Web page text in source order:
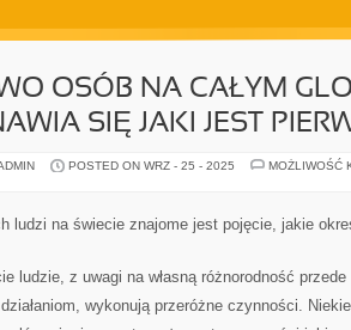
OSÓB NA CAŁYM
SIĘ JAKI JEST
POSTED ON WRZ - 25 - 2025
MOŻLIWOŚĆ
ludzi na świecie znajome jest pojęcie, jakie
ludzie, z uwagi na własną różnorodność
wykonują przeróżne czynności.